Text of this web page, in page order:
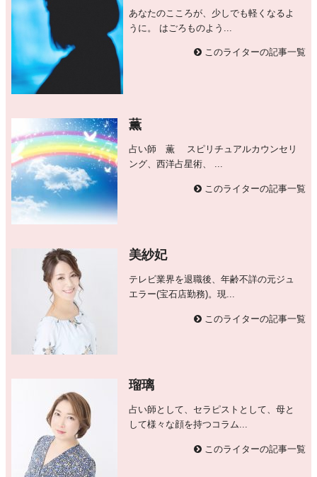
あなたのこころが、少しでも軽くなるよ
うに。 はごろものよう...
このライターの記事一覧
薫
占い師 薫 スピリチュアルカウンセリ
ング、西洋占星術、 ...
このライターの記事一覧
美紗妃
テレビ業界を退職後、年齢不詳の元ジュ
エラー(宝石店勤務)。現...
このライターの記事一覧
瑠璃
占い師として、セラピストとして、母と
して様々な顔を持つコラム...
このライターの記事一覧